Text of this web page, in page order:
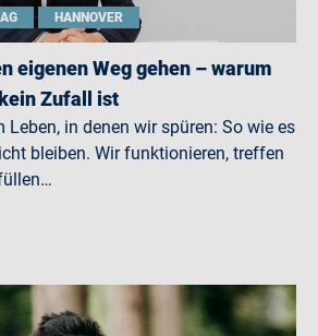
HANNOVER
eigenen Weg gehen – warum
Zufall ist
Leben, in denen wir spüren: So wie es
bleiben. Wir funktionieren, treffen